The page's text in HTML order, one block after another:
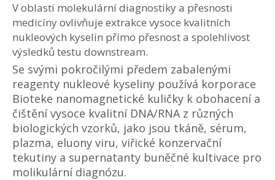
V oblasti molekulární diagnostiky a přesnosti
medicíny ovlivňuje extrakce vysoce kvalitních
nukleových kyselin přímo přesnost a spolehlivost
výsledků testu downstream.
Se svými pokročilými předem zabalenými
reagenty nukleové kyseliny používá korporace
Bioteke nanomagnetické kuličky k obohacení a
čištění vysoce kvalitní DNA/RNA z různých
biologických vzorků, jako jsou tkáně, sérum,
plazma, eluony viru, viřické konzervační
tekutiny a supernatanty buněčné kultivace pro
molikulární diagnózu.